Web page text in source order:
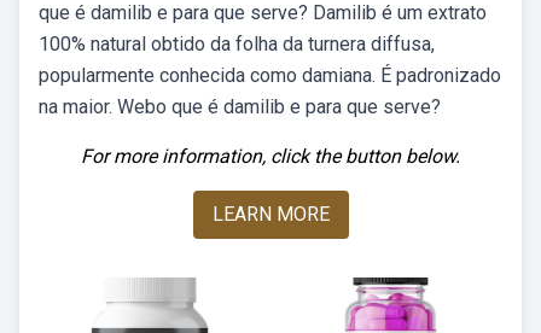
que é damilib e para que serve? Damilib é um extrato
100% natural obtido da folha da turnera diffusa,
popularmente conhecida como damiana. É padronizado
na maior. Webo que é damilib e para que serve?
For more information, click the button below.
LEARN MORE